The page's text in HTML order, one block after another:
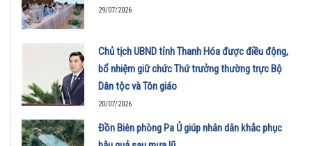
29/07/2026
Chủ tịch UBND tỉnh Thanh Hóa được điều động,
bổ nhiệm giữ chức Thứ trưởng thường trực Bộ
Dân tộc và Tôn giáo
20/07/2026
Đồn Biên phòng Pa Ủ giúp nhân dân khắc phục